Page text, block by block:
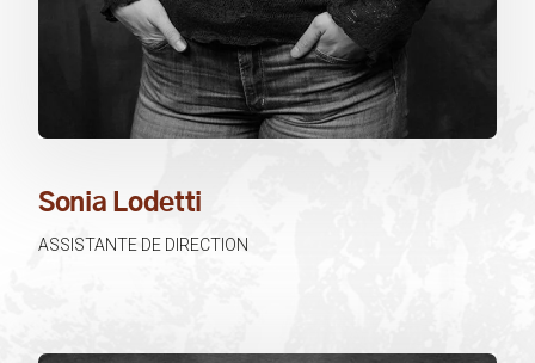
Sonia Lodetti​
ASSISTANTE DE DIRECTION